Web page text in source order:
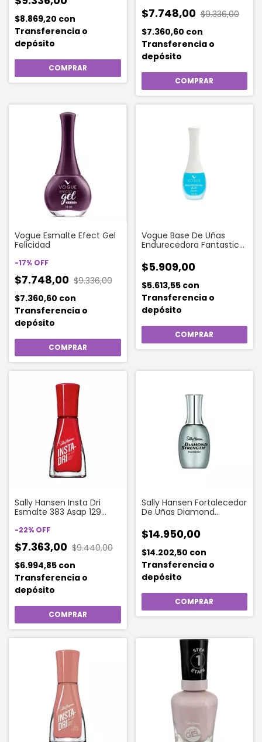
$8.869,20 con
Transferencia o
depósito
$7.748,00 $9.336,00
$7.360,60 con
Transferencia o
depósito
Vogue Esmalte Efect Gel
Felicidad
-17% OFF
$7.748,00 $9.336,00
$7.360,60 con
Transferencia o
depósito
Vogue Base De Uñas
Endurecedora Fantastic
$5.909,00
$5.613,55 con
Transferencia o
depósito
Sally Hansen Insta Dri
Esmalte 383 Asap 129
-22% OFF
$7.363,00 $9.440,00
$6.994,85 con
Transferencia o
depósito
Sally Hansen Fortalecedor
De Uñas Diamond
$14.950,00
$14.202,50 con
Transferencia o
depósito